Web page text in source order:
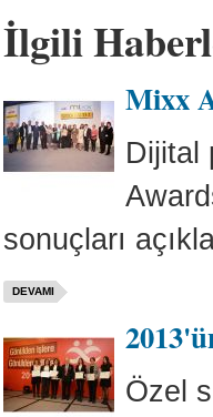
İlgili
Mixx
Dijital
sonuçları
DEVAMI
Özel